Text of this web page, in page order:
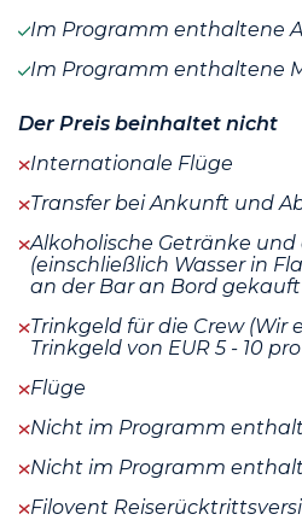
Im Programm enthaltene
Im Programm enthaltene
Der Preis beinhaltet nicht
Internationale Flüge
Transfer bei Ankunft und
Alkoholische Getränke
(einschließlich Wasser in
an der Bar an Bord
Trinkgeld für die Crew (Wir
Trinkgeld von EUR 5 - 10
Flüge
Nicht im Programm
Nicht im Programm
Filovent